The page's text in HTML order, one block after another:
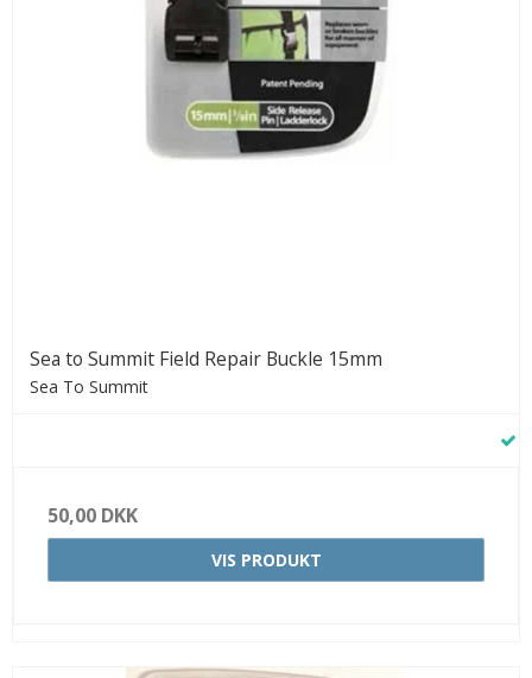
Sea to Summit Field Repair Buckle 15mm
Sea To Summit
50,00 DKK
VIS PRODUKT